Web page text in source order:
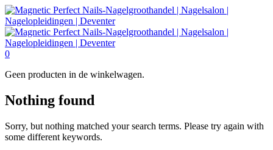
0
Geen producten in de winkelwagen.
Nothing found
Sorry, but nothing matched your search terms. Please try again with
some different keywords.